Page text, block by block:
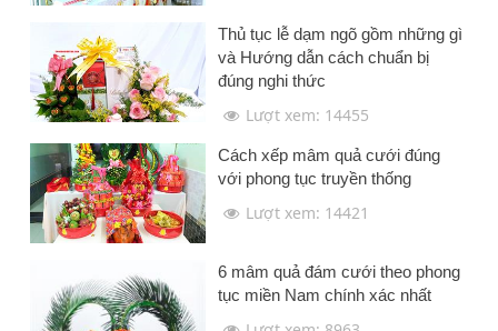
Thủ tục lễ dạm ngõ gồm những gì
và Hướng dẫn cách chuẩn bị
đúng nghi thức
Lượt xem: 14455
Cách xếp mâm quả cưới đúng
với phong tục truyền thống
Lượt xem: 14421
6 mâm quả đám cưới theo phong
tục miền Nam chính xác nhất